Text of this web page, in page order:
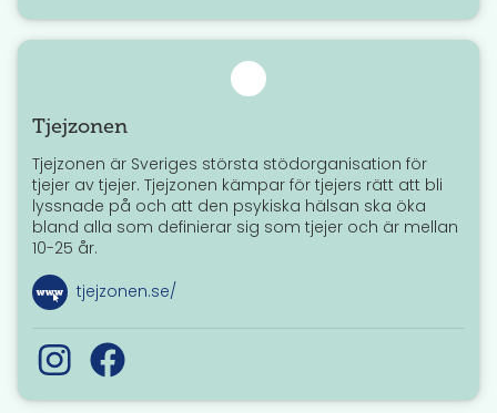
Tjejzonen
Tjejzonen är Sveriges största stödorganisation för
tjejer av tjejer. Tjejzonen kämpar för tjejers rätt att bli
lyssnade på och att den psykiska hälsan ska öka
bland alla som definierar sig som tjejer och är mellan
10-25 år.
tjejzonen.se/